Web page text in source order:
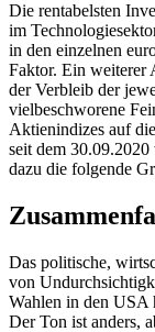
Die rentabelsten
im
in den einzelnen
Faktor. Ein weiterer
der Verbleib der
vielbeschworene
Aktienindizes auf
seit dem
dazu die folgende
Das politische,
von
Wahlen in den USA
Der Ton ist anders,